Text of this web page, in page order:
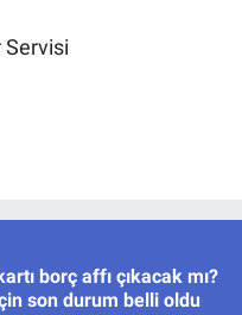
Servisi
borç affı çıkacak mı?
son durum belli oldu